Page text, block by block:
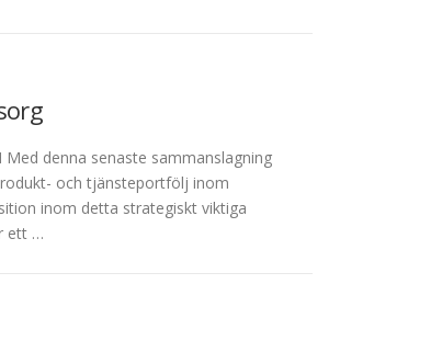
Med denna senaste sammanslagning
och tjänsteportfölj inom
inom detta strategiskt viktiga
ett …